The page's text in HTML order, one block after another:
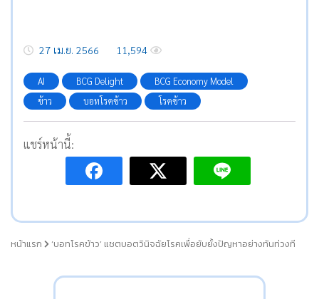
27 เม.ย. 2566 11,594
AI BCG Delight
BCG Economy Model
ข้าว
บอทโรคข้าว โรคข้าว
แชร์หน้านี้:
หน้าแรก ‘บอทโรคข้าว’ แชตบอตวินิจฉัยโรคเพื่อยับยั้งปัญหาอย่างทันท่วงที